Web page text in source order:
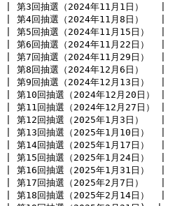
| 第3回抽選（2024年11
| 第4回抽選（2024年11
| 第5回抽選（2024年11
| 第6回抽選（2024年11
| 第7回抽選（2024年11
| 第8回抽選（2024年12
| 第9回抽選（2024年12
| 第10回抽選（2024年12
| 第11回抽選（2024年12
| 第12回抽選（2025年1
| 第13回抽選（2025年1
| 第14回抽選（2025年1
| 第15回抽選（2025年1
| 第16回抽選（2025年1
| 第17回抽選（2025年2
| 第18回抽選（2025年2